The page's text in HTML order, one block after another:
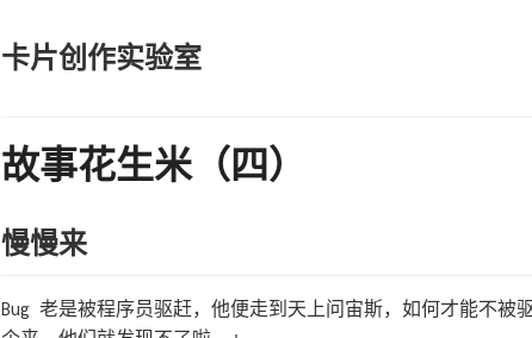
卡片创作实验室
故事花生米（四）
慢慢来
Bug 老是被程序员驱赶，他便走到天上问宙斯，如何才能不被